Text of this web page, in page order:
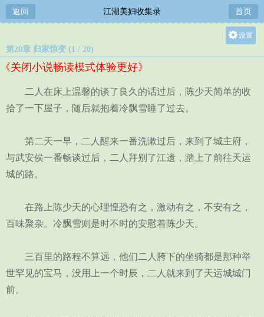
返回 江湖美妇收集录 首页
设置
中
第20章 归家惊变 (1 / 20)
《关闭小说畅读模式体验更好》
二人在床上温馨的谈了良久的话过后，陈少天简单的收
拾了一下屋子，随后就抱着冷飘雪睡了过去。
第二天一早，二人醒来一番洗漱过后，来到了城主府，
与武安侯一番畅谈过后，二人拜别了江遗，踏上了前往天运
城的路。
在路上陈少天的心理惶恐有之，激动有之，不安有之，
百味聚杂。冷飘雪则是时不时的安慰着陈少天。
三百里的路程不算远，他们二人胯下的坐骑都是那种举
世罕见的宝马，没用上一个时辰，二人就来到了天运城城门
前。